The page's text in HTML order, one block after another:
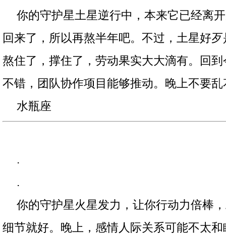
你的守护星土星逆行中，本来它已经离
回来了，所以再熬半年吧。不过，土星好
熬住了，撑住了，劳动果实大大滴有。回
不错，团队协作项目能够推动。晚上不要
水瓶座
.
.
你的守护星火星发力，让你行动力倍棒
细节就好。晚上，感情人际关系可能不太